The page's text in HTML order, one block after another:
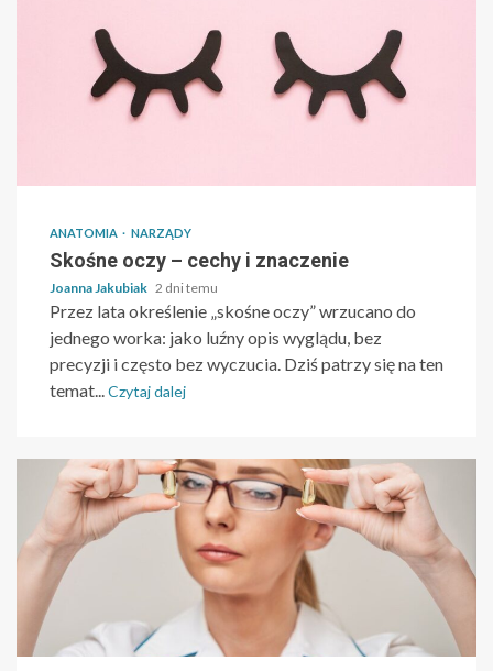
ANATOMIA NARZĄDY
Skośne oczy – cechy i znaczenie
Joanna Jakubiak 2 dni temu
Przez lata określenie „skośne oczy” wrzucano do
jednego worka: jako luźny opis wyglądu, bez
precyzji i często bez wyczucia. Dziś patrzy się na ten
temat...Czytaj dalej